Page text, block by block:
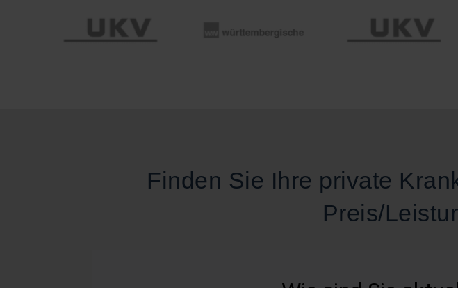
Finden Sie Ihre private
Preis/